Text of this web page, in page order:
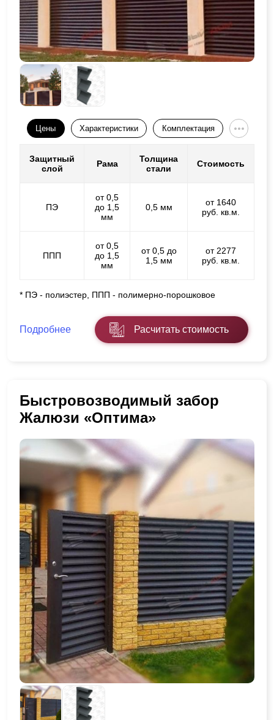
Цены Характеристики Комплектация
Защитный
слой
Рама
Толщина
стали
Стоимость
ПЭ
от 0,5
до 1,5
мм
0,5 мм
от 1640
руб. кв.м.
ППП
от 0,5
до 1,5
мм
от 0,5 до
1,5 мм
от 2277
руб. кв.м.
* ПЭ - полиэстер, ППП - полимерно-порошковое
Подробнее Расчитать стоимость
Быстровозводимый забор
Жалюзи «Оптима»